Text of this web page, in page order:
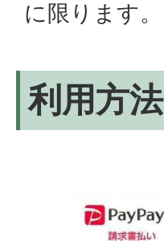
に限ります。
利用方法